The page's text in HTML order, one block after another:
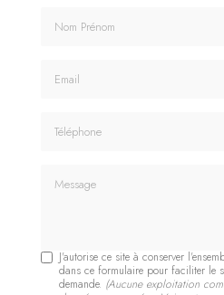
J'autorise ce site à conserver
dans ce formulaire pour faciliter le
demande. (Aucune exploitation